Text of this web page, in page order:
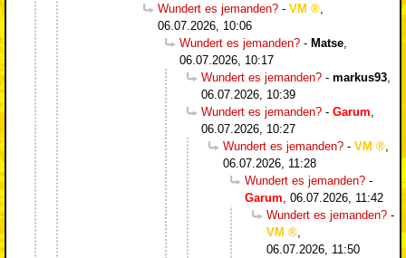
Wundert es jemanden? - VM
,
06.07.2026, 10:06
Wundert es jemanden? - Matse,
06.07.2026, 10:17
Wundert es jemanden? - markus93,
06.07.2026, 10:39
Wundert es jemanden? - Garum,
06.07.2026, 10:27
Wundert es jemanden? - VM
,
06.07.2026, 11:28
Wundert es jemanden? -
Garum, 06.07.2026, 11:42
Wundert es jemanden? -
VM
,
06.07.2026, 11:50